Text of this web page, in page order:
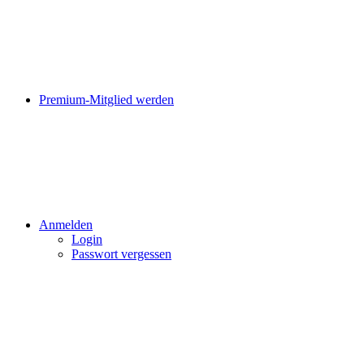
Premium-Mitglied werden
Anmelden
Login
Passwort vergessen